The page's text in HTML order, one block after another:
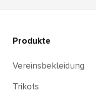
Produkte
Vereinsbekleidung
Trikots